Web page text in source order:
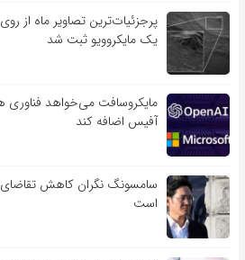
پرجزئیات‌ترین تصاویر ماه از
یک مایکروویو ثبت شد
آفیس اضافه کند
سامسونگ نگران کاهش
است